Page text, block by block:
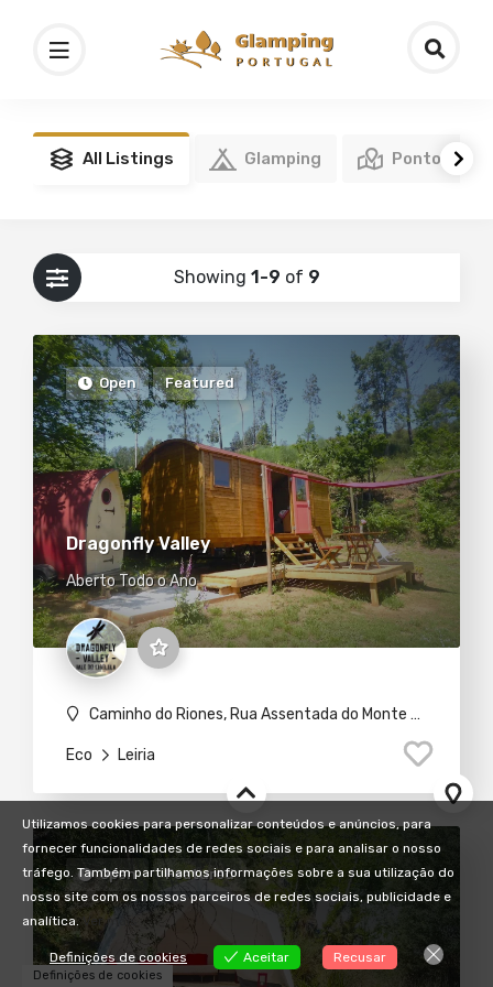
All Listings Glamping Pontos de
Showing 1-9 of 9
Open Featured
Dragonfly Valley
Aberto Todo o Ano
Caminho do Riones, Rua Assentada do Monte de Areia, Vale do Barco, 3270-157 Pedrogão Grande
Eco Leiria
Open Featured
Utilizamos cookies para personalizar conteúdos e anúncios, para
fornecer funcionalidades de redes sociais e para analisar o nosso
tráfego. Também partilhamos informações sobre a sua utilização do
nosso site com os nossos parceiros de redes sociais, publicidade e
analítica. Ver mais
Definições de cookies Aceitar Recusar
Definições de cookies